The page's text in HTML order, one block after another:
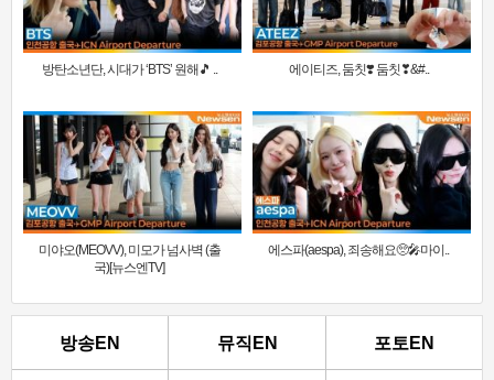
방탄소년단, 시대가 ‘BTS’ 원해🎵 .. 에이티즈, 둠칫❣️ 둠칫❣&#..
미야오(MEOVV), 미모가 넘사벽 (출
국)[뉴스엔TV]
에스파(aespa), 죄송해요🥺🎤마이..
방송EN 뮤직EN 포토EN